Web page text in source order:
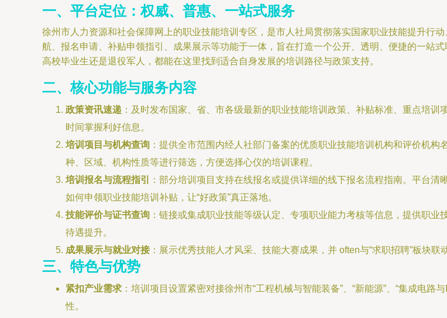
一、平台定位：权威、普惠、一站式服务
徐州市人力资源和社会保障网上的职业技能培训专区，是市人社局贯彻落实国家职业技能提升行
航、报名申请、补贴申领指引、成果展示等功能于一体，旨在打造一个公开、透明、便捷的一站
高校毕业生还是退役军人，都能在这里找到适合自身发展的培训路径与政策支持。
二、核心功能与服务内容
政策资讯速递 ：及时发布国家、省、市各级最新的职业技能培训政策、补贴标准、重点培训
时间掌握利好信息。
培训项目与机构查询 ：提供全市范围内经人社部门备案的优质职业技能培训机构和评价机
种、区域、机构性质等进行筛选，方便选择心仪的培训课程。
培训报名与流程指引
：部分培训项目支持在线报名或提供详细的线下报名流程指南。平台
如何申领职业技能培训补贴，让“好政策”真正落地。
技能评价与证书查询 ：链接或集成职业技能等级认定、专项职业能力考核等信息，提供职
待遇提升。
成果展示与就业对接：展示优秀技能人才风采、技能大赛成果，并 often与“求职招聘”板块联
三、特色与优势
紧扣产业需求 ：培训项目设置紧密对接徐州市“工程机械与智能装备”、“新能源”、“集成电
性。